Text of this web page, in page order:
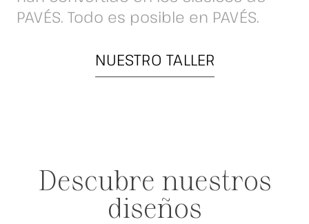
PAVÉS. Todo es posible en PAVÉS.
NUESTRO TALLER
Descubre nuestros
diseños